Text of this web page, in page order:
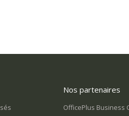
On m’impose une nouvelle façon de
Nos partenaires
OfficePlus Business